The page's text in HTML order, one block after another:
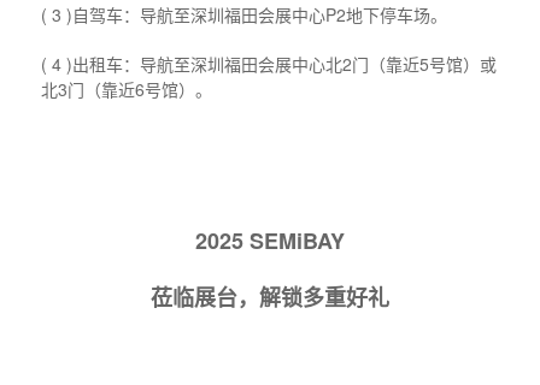
( 3 )自驾车：导航至深圳福田会展中心P2地下停车场。
( 4 )出租车：导航至深圳福田会展中心北2门（靠近5号馆）或
北3门（靠近6号馆）。
2025 SEMiBAY
莅临展台，解锁多重好礼